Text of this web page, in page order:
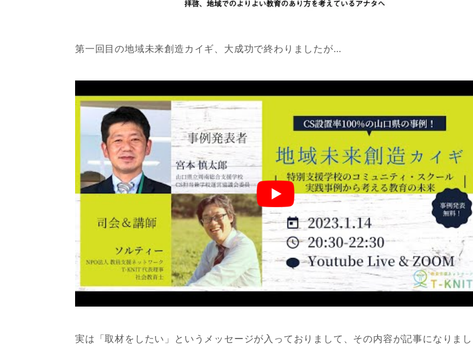
第一回目の地域未来創造カイギ、大成功で終わりましたが…
実は「取材をしたい」というメッセージが入っておりまして、その内容が記事になりまし